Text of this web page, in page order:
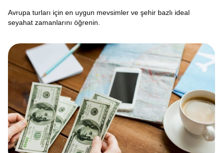
Avrupa turları için en uygun mevsimler ve şehir bazlı ideal
seyahat zamanlarını öğrenin.